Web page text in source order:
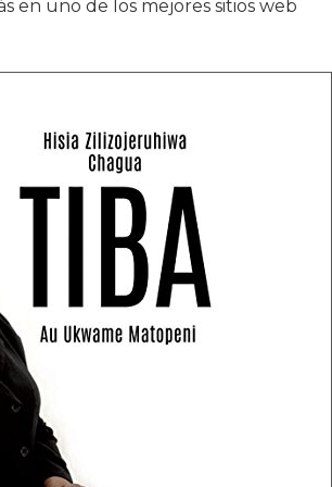
en uno de los mejores sitios web